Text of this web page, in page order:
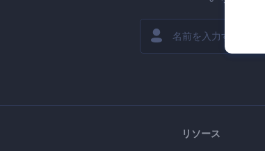
リソース